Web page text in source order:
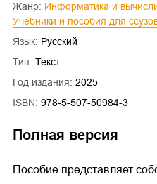
Жанр:
Информатика и
Учебники и пособия для
Язык: Русский
Тип: Текст
Год издания: 2025
ISBN: 978-5-507-50984-3
Полная версия
Пособие представляет